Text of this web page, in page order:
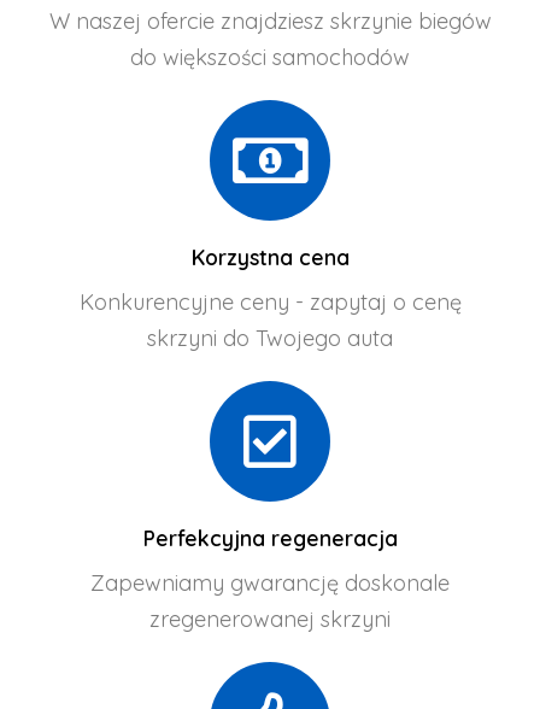
W naszej ofercie znajdziesz skrzynie biegów
do większości samochodów
Korzystna cena
Konkurencyjne ceny - zapytaj o cenę
skrzyni do Twojego auta
Perfekcyjna regeneracja
Zapewniamy gwarancję doskonale
zregenerowanej skrzyni